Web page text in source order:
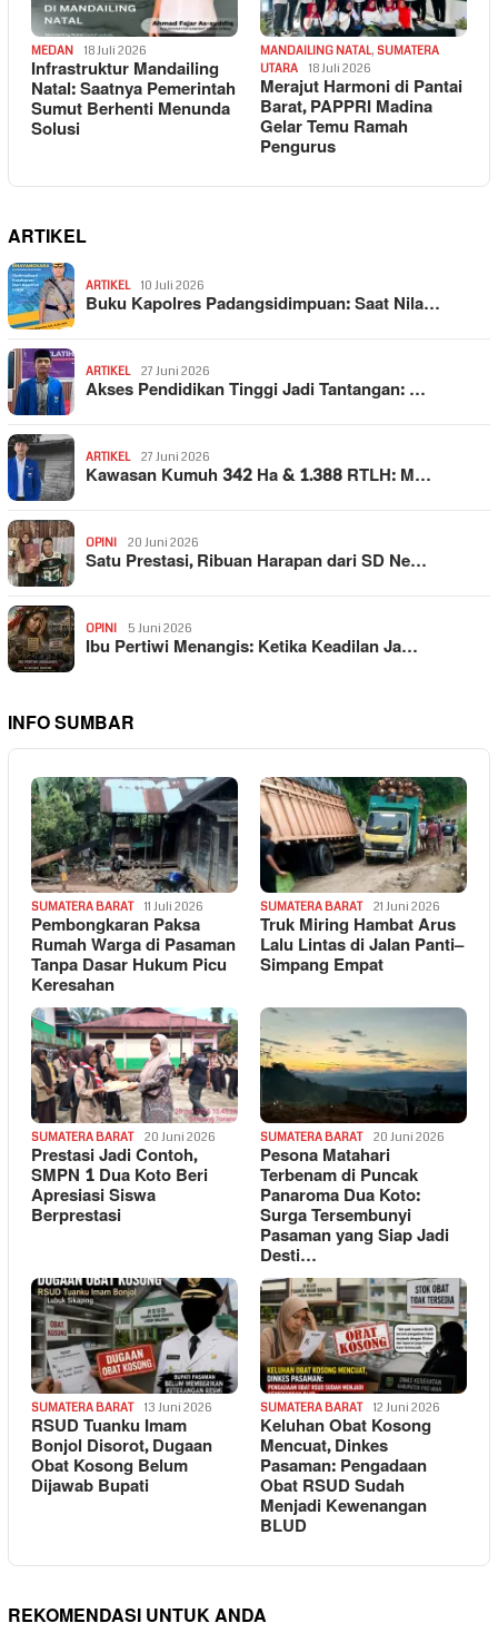
MEDAN 18 Juli 2026
Infrastruktur Mandailing
Natal: Saatnya Pemerintah
Sumut Berhenti Menunda
Solusi
MANDAILING NATAL, SUMATERA
UTARA
18 Juli 2026
Merajut Harmoni di Pantai
Barat, PAPPRI Madina
Gelar Temu Ramah
Pengurus
ARTIKEL
ARTIKEL 10 Juli 2026
Buku Kapolres Padangsidimpuan: Saat Nila…
ARTIKEL 27 Juni 2026
Akses Pendidikan Tinggi Jadi Tantangan: …
ARTIKEL 27 Juni 2026
Kawasan Kumuh 342 Ha & 1.388 RTLH: M…
OPINI 20 Juni 2026
Satu Prestasi, Ribuan Harapan dari SD Ne…
OPINI 5 Juni 2026
Ibu Pertiwi Menangis: Ketika Keadilan Ja…
INFO SUMBAR
SUMATERA BARAT 11 Juli 2026
Pembongkaran Paksa
Rumah Warga di Pasaman
Tanpa Dasar Hukum Picu
Keresahan
SUMATERA BARAT 21 Juni 2026
Truk Miring Hambat Arus
Lalu Lintas di Jalan Panti–
Simpang Empat
SUMATERA BARAT 20 Juni 2026
Prestasi Jadi Contoh,
SMPN 1 Dua Koto Beri
Apresiasi Siswa
Berprestasi
SUMATERA BARAT 20 Juni 2026
Pesona Matahari
Terbenam di Puncak
Panaroma Dua Koto:
Surga Tersembunyi
Pasaman yang Siap Jadi
Desti…
SUMATERA BARAT 13 Juni 2026
RSUD Tuanku Imam
Bonjol Disorot, Dugaan
Obat Kosong Belum
Dijawab Bupati
SUMATERA BARAT 12 Juni 2026
Keluhan Obat Kosong
Mencuat, Dinkes
Pasaman: Pengadaan
Obat RSUD Sudah
Menjadi Kewenangan
BLUD
REKOMENDASI UNTUK ANDA